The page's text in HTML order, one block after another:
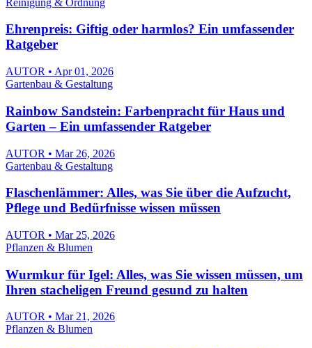
Ehrenpreis: Giftig oder harmlos? Ein umfassender
Ratgeber
AUTOR • Apr 01, 2026
Gartenbau & Gestaltung
Rainbow Sandstein: Farbenpracht für Haus und
Garten – Ein umfassender Ratgeber
AUTOR • Mar 26, 2026
Gartenbau & Gestaltung
Flaschenlämmer: Alles, was Sie über die Aufzucht,
Pflege und Bedürfnisse wissen müssen
AUTOR • Mar 25, 2026
Pflanzen & Blumen
Wurmkur für Igel: Alles, was Sie wissen müssen, um
Ihren stacheligen Freund gesund zu halten
AUTOR • Mar 21, 2026
Pflanzen & Blumen